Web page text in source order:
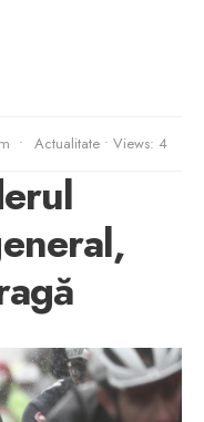
• Actualitate • Views: 4